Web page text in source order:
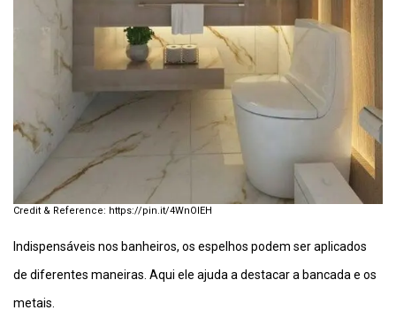
https://pin.it/4WnOIEH
Indispensáveis nos banheiros, os espelhos podem ser aplicados
de diferentes maneiras. Aqui ele ajuda a destacar a bancada e os
metais.